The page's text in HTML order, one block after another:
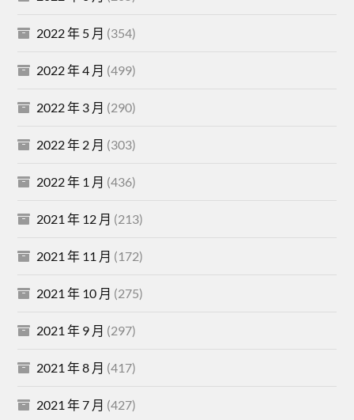
2022 年 5 月 (354)
2022 年 4 月 (499)
2022 年 3 月 (290)
2022 年 2 月 (303)
2022 年 1 月 (436)
2021 年 12 月 (213)
2021 年 11 月 (172)
2021 年 10 月 (275)
2021 年 9 月 (297)
2021 年 8 月 (417)
2021 年 7 月 (427)